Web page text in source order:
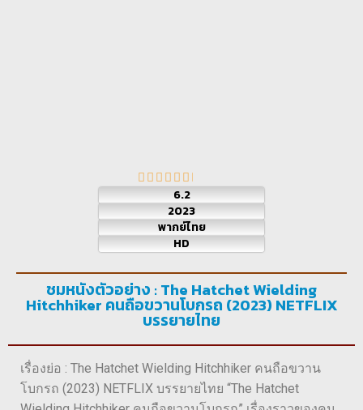
6.2
2023
พากย์ไทย
HD
ชมหนังตัวอย่าง : The Hatchet Wielding
Hitchhiker คนถือขวานโบกรถ (2023) NETFLIX
บรรยายไทย
เรื่องย่อ : The Hatchet Wielding Hitchhiker คนถือขวาน
โบกรถ (2023) NETFLIX บรรยายไทย “The Hatchet